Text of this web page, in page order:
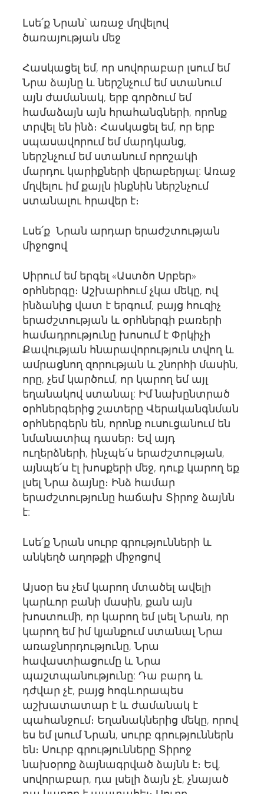
Լսե՛ք Նրան՝ առաջ մղվելով
ծառայության մեջ
Հասկացել եմ, որ սովորաբար լսում եմ
Նրա ձայնը և ներշնչում եմ ստանում
այն ժամանակ, երբ գործում եմ
համաձայն այն հրահանգների, որոնք
տրվել են ինձ։ Հասկացել եմ, որ երբ
սպասավորում եմ մարդկանց,
ներշնչում եմ ստանում որոշակի
մարդու կարիքների վերաբերյալ: Առաջ
մղվելու իմ քայլն ինքնին ներշնչում
ստանալու հրավեր է։
Լսե՛ք Նրան արդար երաժշտության
միջոցով
Սիրում եմ երգել «Աստծո Սրբեր»
օրհներգը։ Աշխարհում չկա մեկը, ով
ինձանից վատ է երգում, բայց հուզիչ
երաժշտության և օրհներգի բառերի
համադրությունը խոսում է Փրկիչի
Քավության հնարավորություն տվող և
ամրացնող զորության և շնորհի մասին,
որը, չեմ կարծում, որ կարող եմ այլ
եղանակով ստանալ: Իմ նախընտրած
օրհներգերից շատերը Վերականգնման
օրհներգերն են, որոնք ուսուցանում են
նմանատիպ դասեր։ Եվ այդ
ուղերձների, ինչպե՛ս երաժշտության,
այնպե՛ս էլ խոսքերի մեջ, դուք կարող եք
լսել Նրա ձայնը։ Ինձ համար
երաժշտությունը հաճախ Տիրոջ ձայնն
է:
Լսե՛ք Նրան սուրբ գրությունների և
անկեղծ աղոթքի միջոցով
Այսօր ես չեմ կարող մտածել ավելի
կարևոր բանի մասին, քան այն
խոստումի, որ կարող եմ լսել Նրան, որ
կարող եմ իմ կյանքում ստանալ Նրա
առաջնորդությունը, Նրա
հավաստիացումը և Նրա
պաշտպանությունը: Դա բարդ և
դժվար չէ, բայց հոգևորապես
աշխատատար է և ժամանակ է
պահանջում։ Եղանակներից մեկը, որով
ես եմ լսում Նրան, սուրբ գրություններն
են։ Սուրբ գրությունները Տիրոջ
նախօրոք ձայնագրված ձայնն է։ Եվ,
սովորաբար, դա լսելի ձայն չէ, չնայած